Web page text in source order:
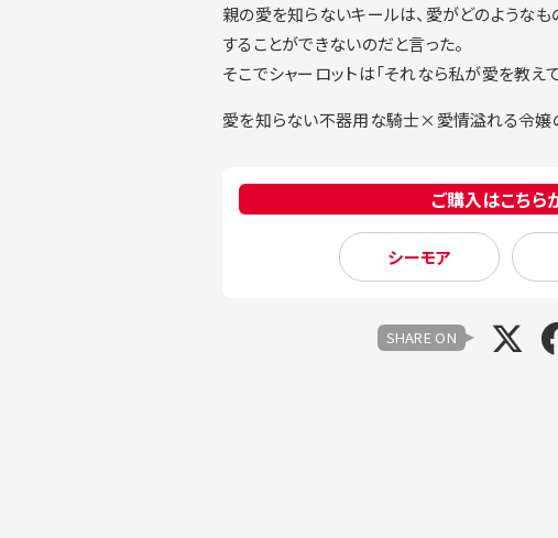
親の愛を知らないキールは、愛がどのようなも
することができないのだと言った。
そこでシャーロットは「それなら私が愛を教えて
愛を知らない不器用な騎士×愛情溢れる令嬢
ご購入はこちら
シーモア
SHARE ON